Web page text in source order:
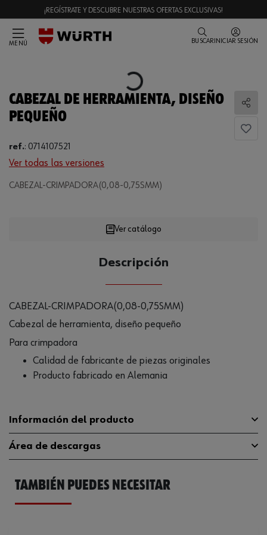
¡REGÍSTRATE Y DESCUBRE NUESTRAS OFERTAS EXCLUSIVAS!
MENÚ BUSCAR INICIAR SESIÓN
Loading...
CABEZAL DE HERRAMIENTA, DISEÑO
PEQUEÑO
ref.: 0714107521
Ver todas las versiones
CABEZAL-CRIMPADORA(0,08-0,75SMM)
Loading...
Ver catálogo
Descripción
CABEZAL-CRIMPADORA(0,08-0,75SMM)
Cabezal de herramienta, diseño pequeño
Para crimpadora
Calidad de fabricante de piezas originales
Producto fabricado en Alemania
Información del producto
0.08 mm²
Localizador Sí
Área de descargas
Catálogo General 0714107521
TAMBIÉN PUEDES NECESITAR